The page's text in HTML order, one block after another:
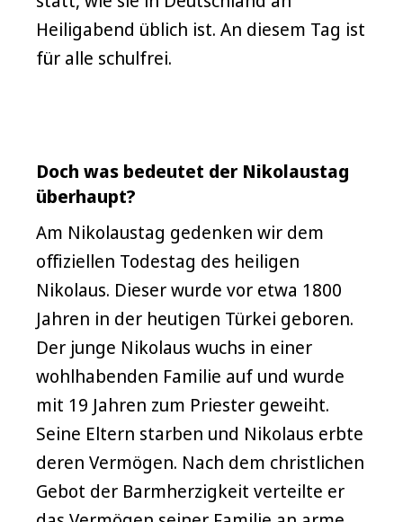
Heiligabend üblich ist. An diesem Tag ist
für alle schulfrei.
Doch was bedeutet der Nikolaustag
überhaupt?
Am Nikolaustag gedenken wir dem
offiziellen Todestag des heiligen
Nikolaus. Dieser wurde vor etwa 1800
Jahren in der heutigen Türkei geboren.
Der junge Nikolaus wuchs in einer
wohlhabenden Familie auf und wurde
mit 19 Jahren zum Priester geweiht.
Seine Eltern starben und Nikolaus erbte
deren Vermögen. Nach dem christlichen
Gebot der Barmherzigkeit verteilte er